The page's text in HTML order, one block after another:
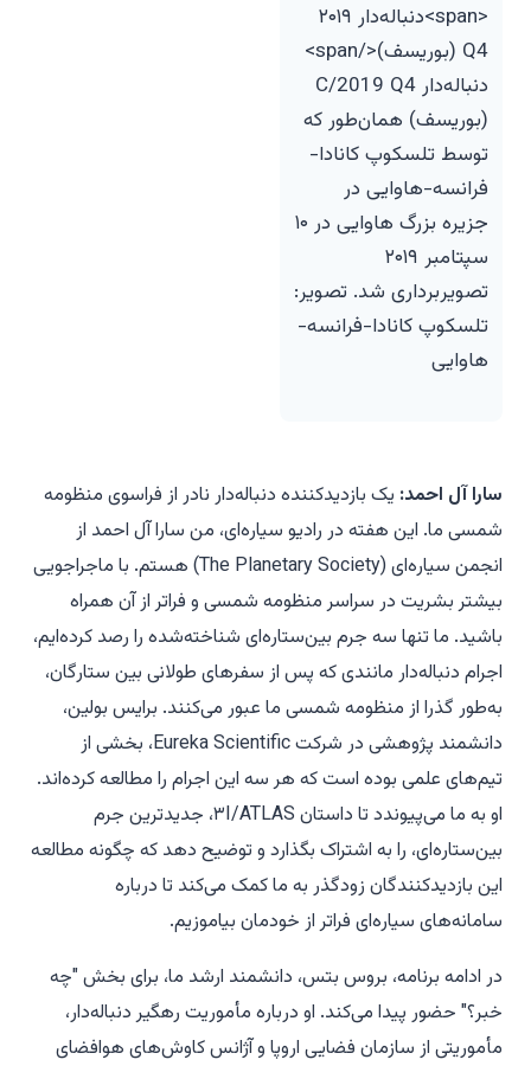
<span>دنباله‌دار ۲۰۱۹
Q4 (بوریسف)</span>
دنباله‌دار C/2019 Q4
(بوریسف) همان‌طور که
توسط تلسکوپ کانادا-
فرانسه-هاوایی در
جزیره بزرگ هاوایی در ۱۰
سپتامبر ۲۰۱۹
تصویربرداری شد. تصویر:
تلسکوپ کانادا-فرانسه-
هاوایی
سارا آل احمد: یک بازدیدکننده دنباله‌دار نادر از فراسوی منظومه
شمسی ما. این هفته در رادیو سیاره‌ای، من سارا آل احمد از
انجمن سیاره‌ای (The Planetary Society) هستم. با ماجراجویی
بیشتر بشریت در سراسر منظومه شمسی و فراتر از آن همراه
باشید. ما تنها سه جرم بین‌ستاره‌ای شناخته‌شده را رصد کرده‌ایم،
اجرام دنباله‌دار مانندی که پس از سفرهای طولانی بین ستارگان،
به‌طور گذرا از منظومه شمسی ما عبور می‌کنند. برایس بولین،
دانشمند پژوهشی در شرکت Eureka Scientific، بخشی از
تیم‌های علمی بوده است که هر سه این اجرام را مطالعه کرده‌اند.
او به ما می‌پیوندد تا داستان ۳I/ATLAS، جدیدترین جرم
بین‌ستاره‌ای، را به اشتراک بگذارد و توضیح دهد که چگونه مطالعه
این بازدیدکنندگان زودگذر به ما کمک می‌کند تا درباره
سامانه‌های سیاره‌ای فراتر از خودمان بیاموزیم.
در ادامه برنامه، بروس بتس، دانشمند ارشد ما، برای بخش "چه
خبر؟" حضور پیدا می‌کند. او درباره مأموریت رهگیر دنباله‌دار،
مأموریتی از سازمان فضایی اروپا و آژانس کاوش‌های هوافضای